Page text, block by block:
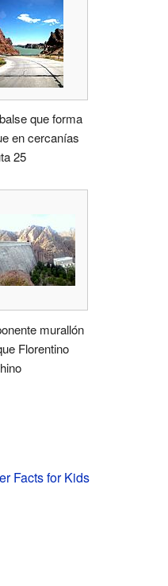
que forma
en cercanías
25
murallón
Florentino
Facts for Kids